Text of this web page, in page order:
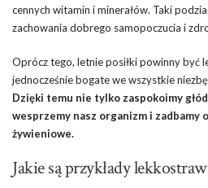
cennych witamin i minerałów. Taki
zachowania dobrego samopoczucia i
Oprócz tego, letnie posiłki powinny być
jednocześnie bogate we wszystkie
Dzięki temu nie tylko zaspokoimy
wesprzemy nasz organizm i zadbamy
żywieniowe.
Jakie są przykłady